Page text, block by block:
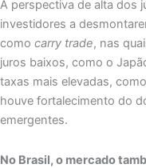
A perspectiva de alta dos
investidores a
como carry trade, nas
juros baixos, como o
taxas mais elevadas,
houve fortalecimento do
emergentes.
No Brasil, o mercado